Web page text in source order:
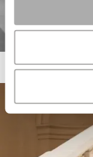
ROSA CLARÁ SOFT